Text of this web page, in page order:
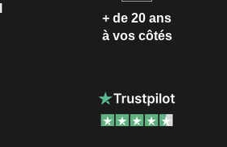
+ de 20 ans
à vos côtés